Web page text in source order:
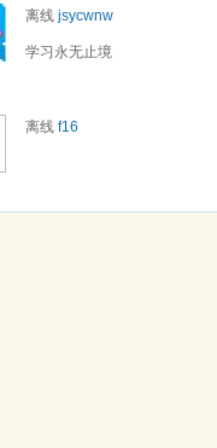
离线 jsycwnw
学习永无止境
离线 f16